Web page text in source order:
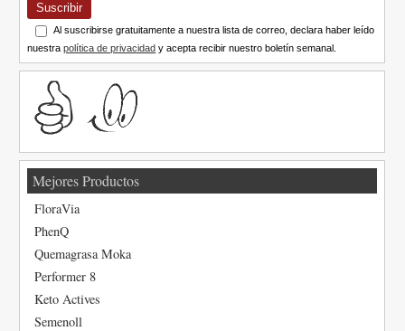
Suscribir
Al suscribirse gratuitamente a nuestra lista de correo, declara haber leído
nuestrapolítica de privacidad y acepta recibir nuestro boletín semanal.
Mejores Productos
FloraVia
PhenQ
Quemagrasa Moka
Performer 8
Keto Actives
Semenoll